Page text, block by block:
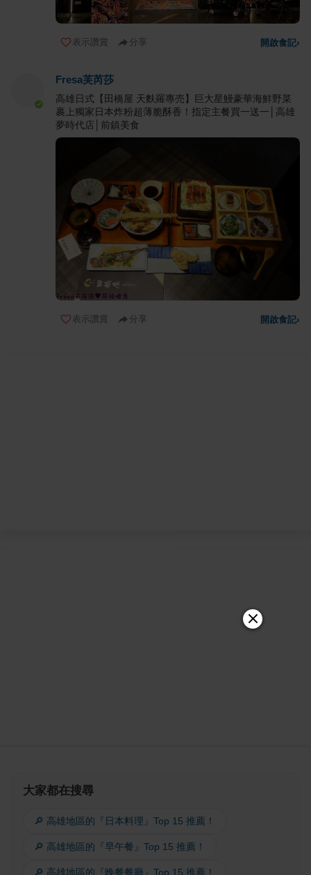
表示讚賞 分享 開啟食記›
Fresa芙芮莎
高雄日式【田橋屋 天麩羅專売】巨大星鰻豪華海鮮野菜
裹上獨家日本炸粉超薄脆酥香！指定主餐買一送一│高雄
夢時代店│前鎮美食
表示讚賞 分享 開啟食記›
大家都在搜尋
🔎 高雄地區的『日本料理』Top 15 推薦！
🔎 高雄地區的『早午餐』Top 15 推薦！
🔎 高雄地區的『晚餐餐廳』Top 15 推薦！